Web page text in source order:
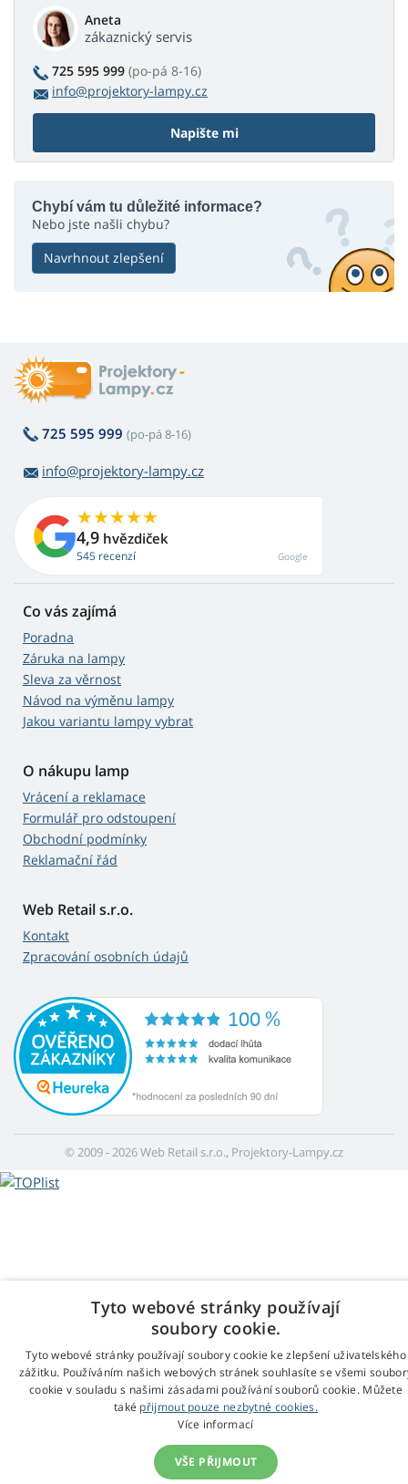
Aneta
zákaznický servis
725 595 999 (po-pá 8-16)
info@projektory-lampy.cz
Napište mi
Chybí vám tu důležité informace?
Nebo jste našli chybu?
Navrhnout zlepšení
725 595 999 (po-pá 8-16)
info@projektory-lampy.cz
4,9 hvězdiček
545 recenzí Google
Co vás zajímá
Poradna
Záruka na lampy
Sleva za věrnost
Návod na výměnu lampy
Jakou variantu lampy vybrat
O nákupu lamp
Vrácení a reklamace
Formulář pro odstoupení
Obchodní podmínky
Reklamační řád
Web Retail s.r.o.
Kontakt
Zpracování osobních údajů
© 2009 - 2026 Web Retail s.r.o., Projektory-Lampy.cz
Tyto webové stránky používají
soubory cookie.
Tyto webové stránky používají soubory cookie ke zlepšení uživatelského
zážitku. Používáním našich webových stránek souhlasíte se všemi
cookie v souladu s našimi zásadami používání souborů cookie. Můžete
také přijmout pouze nezbytné cookies.
Více informací
VŠE PŘIJMOUT